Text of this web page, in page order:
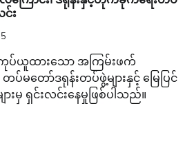
င်း
ကုပ်ယူထားသော အကြမ်းဖက်
ပ်မတော်ဒရုန်းတပ်ဖွဲ့များနှင့် မြေပြင်
မှ ရှင်းလင်းနေမှုဖြစ်ပါသည်။